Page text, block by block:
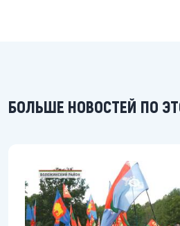
БОЛЬШЕ НОВОСТЕЙ ПО